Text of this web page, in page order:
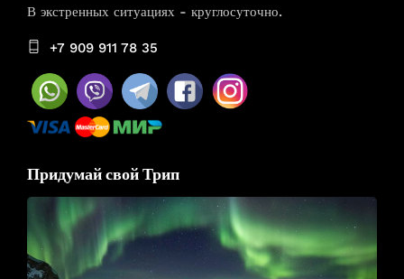
В экстренных ситуациях - круглосуточно.
+7 909 911 78 35
Придумай свой Трип